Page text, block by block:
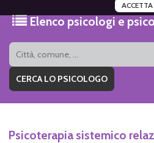
ACCETTA
Elenco psicologi e
Psicoterapia sistemico